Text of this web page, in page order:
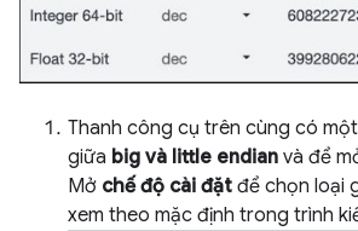
Thanh công cụ trên cùng có
giữa big và little endian và để
Mở chế độ cài đặt để chọn loại
xem theo mặc định trong trình